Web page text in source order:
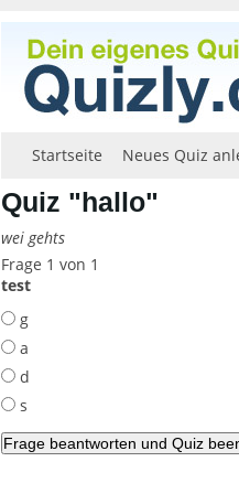
Startseite Neues Quiz
Quiz "hallo"
wei gehts
Frage 1 von 1
test
g
a
d
s